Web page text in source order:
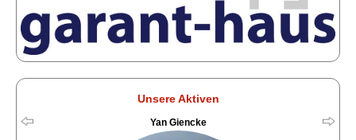
Unsere Aktiven
Yan Giencke